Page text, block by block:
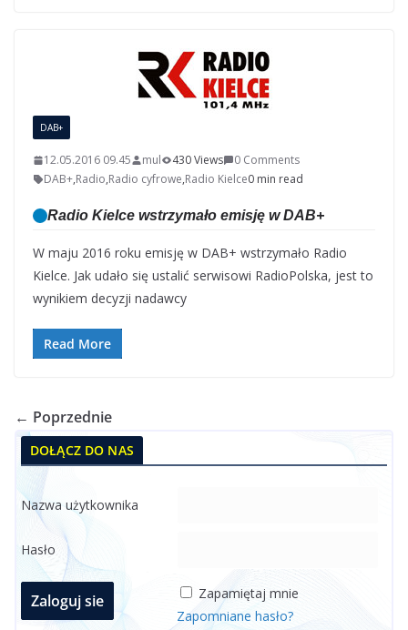
DAB+
12.05.2016 09.45 mul 430 Views
0 Comments
DAB+,Radio,Radio cyfrowe,Radio Kielce0 min read
Radio Kielce wstrzymało emisję w DAB+
W maju 2016 roku emisję w DAB+ wstrzymało Radio
Kielce. Jak udało się ustalić serwisowi RadioPolska, jest to
wynikiem decyzji nadawcy
Read More
← Poprzednie
DOŁĄCZ DO NAS
Nazwa użytkownika
Hasło
Zapamiętaj mnie
Zapomniane hasło?